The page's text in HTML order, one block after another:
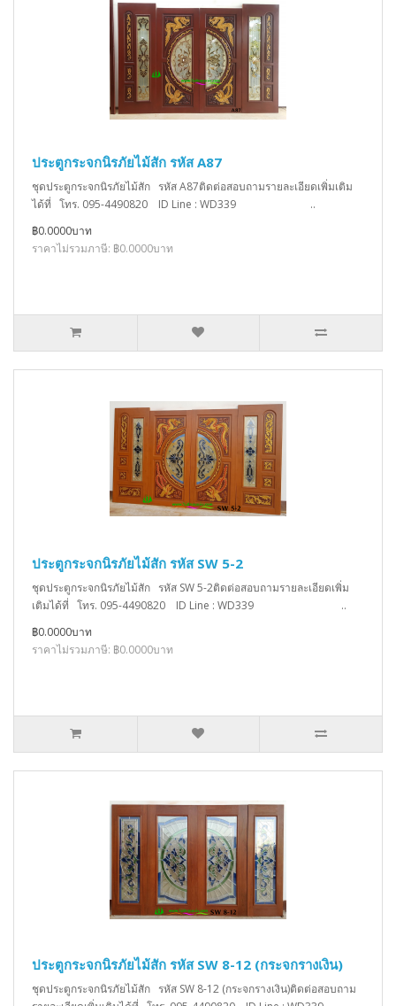
ประตูกระจกนิรภัยไม้สัก รหัส A87
ชุดประตูกระจกนิรภัยไม้สัก รหัส A87ติดต่อสอบถามรายละเอียดเพิ่มเติม
ได้ที่ โทร. 095-4490820 ID Line : WD339 ..
฿0.0000บาท
ราคาไม่รวมภาษี: ฿0.0000บาท
ประตูกระจกนิรภัยไม้สัก รหัส SW 5-2
ชุดประตูกระจกนิรภัยไม้สัก รหัส SW 5-2ติดต่อสอบถามรายละเอียดเพิ่ม
เติมได้ที่ โทร. 095-4490820 ID Line : WD339 ..
฿0.0000บาท
ราคาไม่รวมภาษี: ฿0.0000บาท
ประตูกระจกนิรภัยไม้สัก รหัส SW 8-12 (กระจกรางเงิน)
ชุดประตูกระจกนิรภัยไม้สัก รหัส SW 8-12 (กระจกรางเงิน)ติดต่อสอบถาม